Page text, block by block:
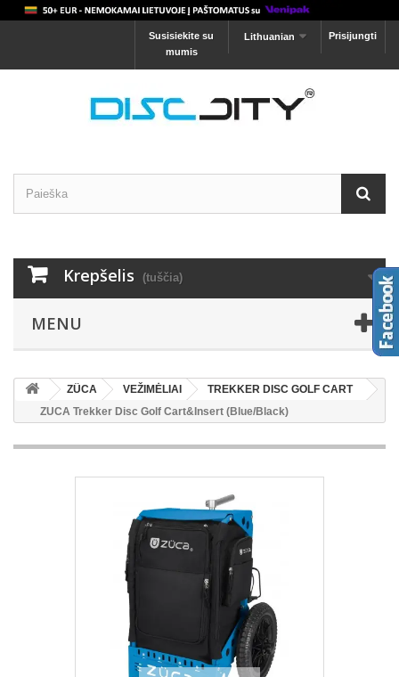
Prisijungti
Lithuanian
Susisiekite su
mumis
Krepšelis (tuščia)
MENU
ZÜCA VEŽIMĖLIAI
TREKKER DISC GOLF CART
ZUCA Trekker Disc Golf Cart&Insert (Blue/Black)